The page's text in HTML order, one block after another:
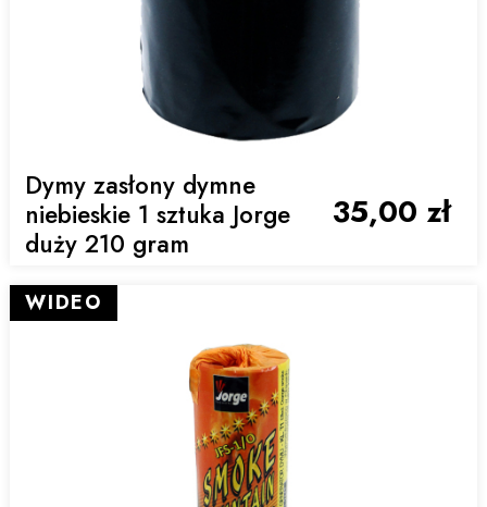
Dymy zasłony dymne
niebieskie 1 sztuka Jorge
duży 210 gram
35,00 zł
WIDEO